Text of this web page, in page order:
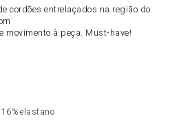
cordões entrelaçados na região do
à peça. Must-have!
elastano